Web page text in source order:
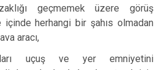
geçmemek üzere görüş
herhangi bir şahıs olmadan
aracı,
uçuş ve yer emniyetini